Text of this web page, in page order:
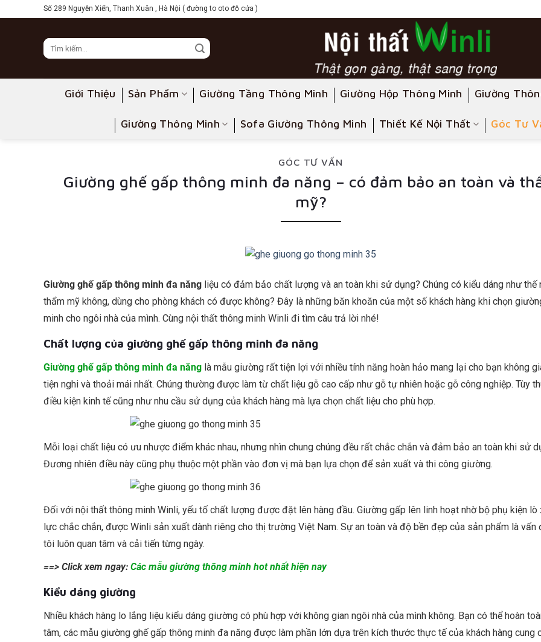
to
Số 289 Nguyễn Xiển, Thanh Xuân , Hà Nội ( đường to oto đỗ cửa )
Giới Thiệu Sản Phẩm Giường Tầng Thông Minh Giường Hộp Thông Minh Giường
Giường Thông Minh Sofa Giường Thông Minh Thiết Kế Nội Thất Góc Tư
GÓC TƯ VẤN
Giường ghế gấp thông minh đa năng – có đảm bảo an toàn và
mỹ?
Giường ghế gấp thông minh đa năng liệu có đảm bảo chất lượng và an toàn khi sử dụng? Chúng có kiểu dáng như thế
thẩm mỹ không, dùng cho phòng khách có được không? Đây là những băn khoăn của một số khách hàng khi chọn
minh cho ngôi nhà của mình. Cùng nội thất thông minh Winli đi tìm câu trả lời nhé!
Chất lượng của giường ghế gấp thông minh đa năng
Giường ghế gấp thông minh đa năng là mẫu giường rất tiện lợi với nhiều tính năng hoàn hảo mang lại cho bạn không
tiện nghi và thoải mái nhất. Chúng thường được làm từ chất liệu gỗ cao cấp như gỗ tự nhiên hoặc gỗ công nghiệp. Tùy
điều kiện kinh tế cũng như nhu cầu sử dụng của khách hàng mà lựa chọn chất liệu cho phù hợp.
Mỗi loại chất liệu có ưu nhược điểm khác nhau, nhưng nhìn chung chúng đều rất chắc chắn và đảm bảo an toàn khi sử
Đương nhiên điều này cũng phụ thuộc một phần vào đơn vị mà bạn lựa chọn để sản xuất và thi công giường.
Đối với nội thất thông minh Winli, yếu tố chất lượng được đặt lên hàng đầu. Giường gấp lên linh hoạt nhờ bộ phụ kiện lò
lực chắc chắn, được Winli sản xuất dành riêng cho thị trường Việt Nam. Sự an toàn và độ bền đẹp của sản phẩm là vấn
tôi luôn quan tâm và cải tiến từng ngày.
==> Click xem ngay: Các mẫu giường thông minh hot nhất hiện nay
Kiểu dáng giường
Nhiều khách hàng lo lắng liệu kiểu dáng giường có phù hợp với không gian ngôi nhà của mình không. Bạn có thể hoàn
tâm, các mẫu giường ghế gấp thông minh đa năng được làm phần lớn dựa trên kích thước thực tế của khách hàng cung